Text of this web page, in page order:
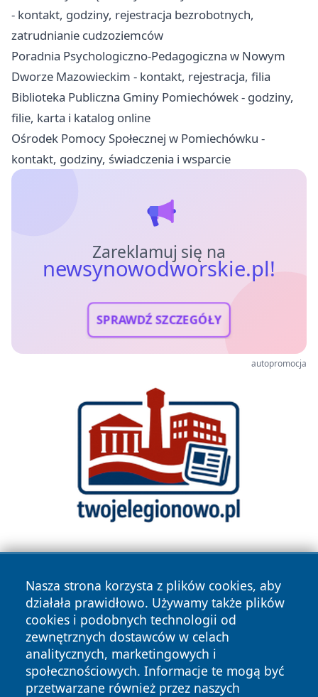
- kontakt, godziny, rejestracja bezrobotnych,
zatrudnianie cudzoziemców
Poradnia Psychologiczno-Pedagogiczna w Nowym
Dworze Mazowieckim - kontakt, rejestracja, filia
Biblioteka Publiczna Gminy Pomiechówek - godziny,
filie, karta i katalog online
Ośrodek Pomocy Społecznej w Pomiechówku -
kontakt, godziny, świadczenia i wsparcie
Zareklamuj się na
newsynowodworskie.pl!
SPRAWDŹ SZCZEGÓŁY
autopromocja
Nasza strona korzysta z plików cookies, aby
działała prawidłowo. Używamy także plików
cookies i podobnych technologii od
zewnętrznych dostawców w celach
analitycznych, marketingowych i
społecznościowych. Informacje te mogą być
przetwarzane również przez naszych
Copyright © 2026 newsynowodworskie.pl Wszystkie prawa
zastrzeżone.